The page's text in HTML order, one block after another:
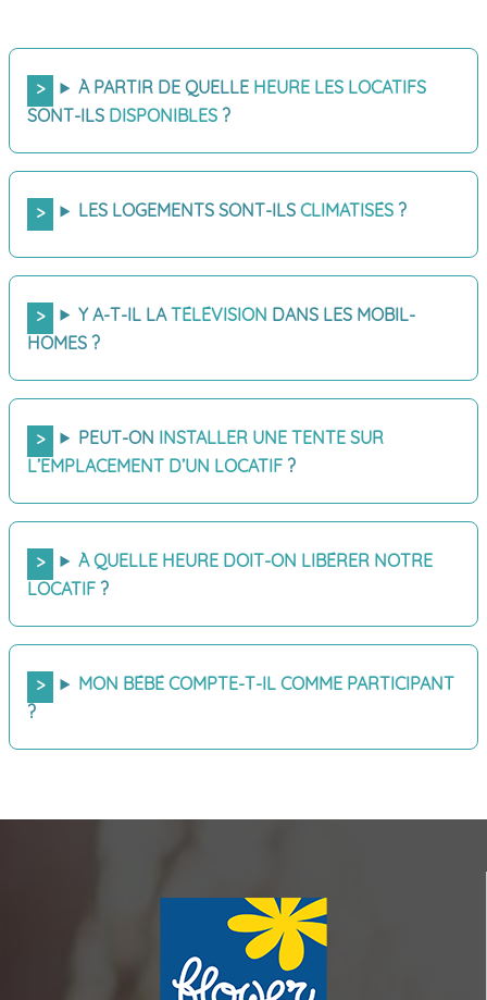
À PARTIR DE QUELLE HEURE LES LOCATIFS
SONT-ILS DISPONIBLES ?
LES LOGEMENTS SONT-ILSCLIMATISÉS ?
Y A-T-IL LA TÉLÉVISION DANS LES MOBIL-
HOMES ?
PEUT-ON
INSTALLER UNE TENTE SUR
L’EMPLACEMENT D’UN LOCATIF ?
À QUELLE HEURE DOIT-ON LIBÉRER NOTRE
LOCATIF ?
MON BÉBÉ COMPTE-T-IL COMME PARTICIPANT
?